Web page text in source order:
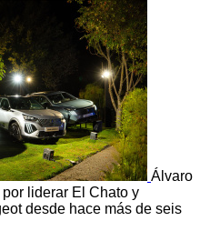
Álvaro
liderar El Chato y
desde hace más de seis